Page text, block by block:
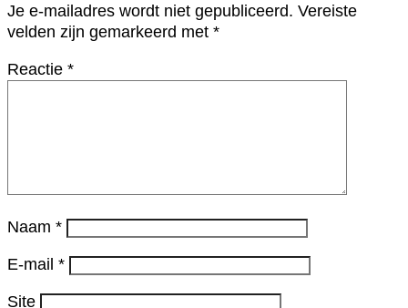
Je e-mailadres wordt niet gepubliceerd. Vereiste
velden zijn gemarkeerd met *
Reactie *
Naam *
E-mail *
Site